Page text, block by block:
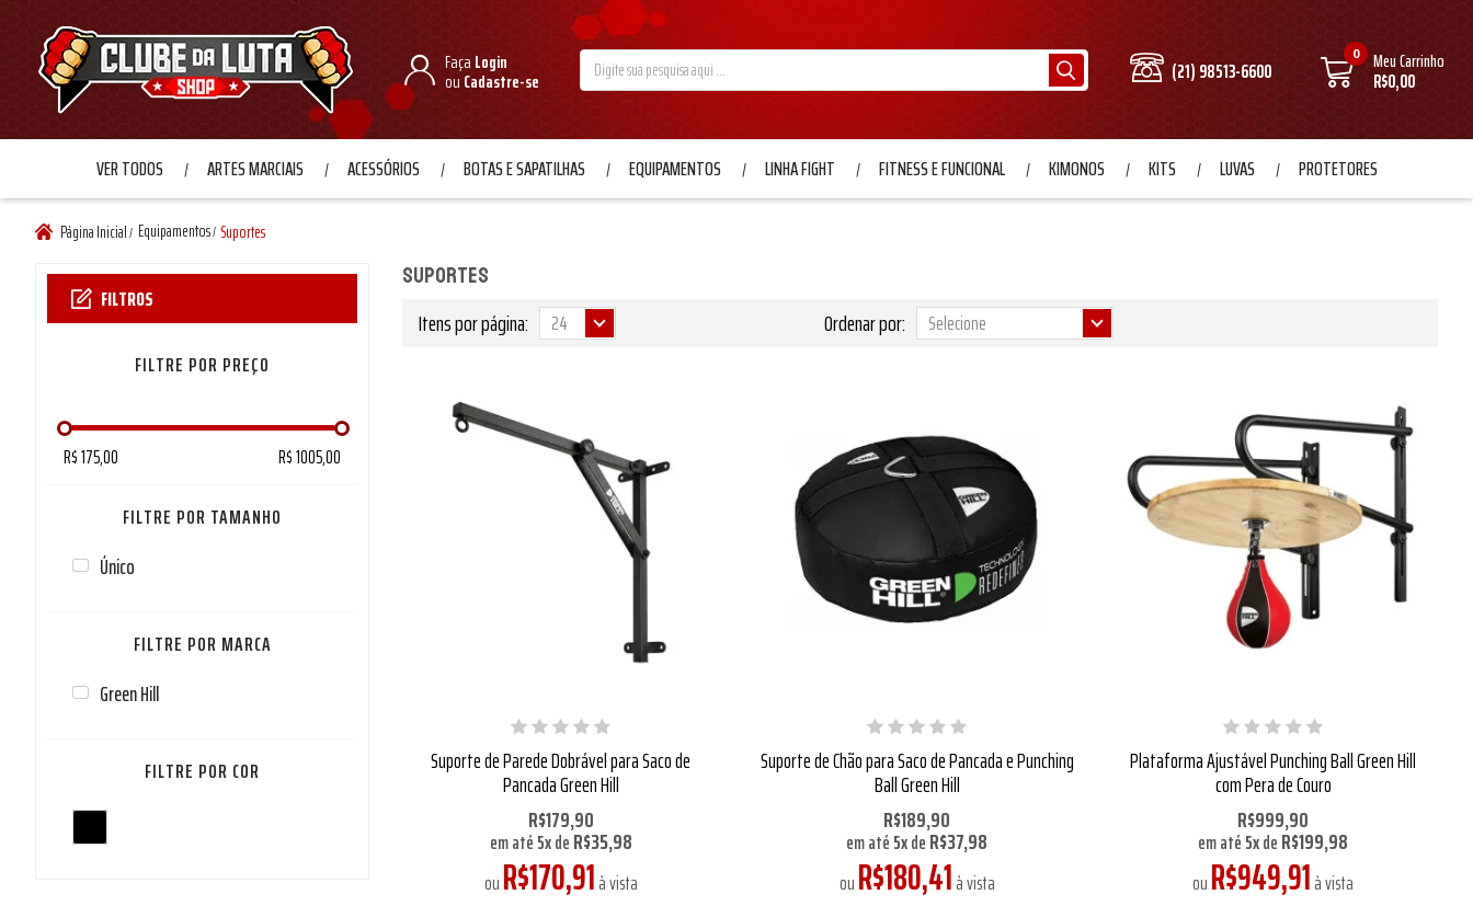
Faça Login
ou Cadastre-se (21) 98513-6600
0 Meu Carrinho
R$0,00
VER TODOS ARTES MARCIAIS ACESSÓRIOS BOTAS E SAPATILHAS EQUIPAMENTOS LINHA FIGHT FITNESS E FUNCIONAL KIMONOS KITS LUVAS PROTETORES
Página Inicial/ Equipamentos/ Suportes
FILTROS
PREÇO
R$ 175,00 R$ 1005,00
TAMANHO
Único
MARCA
Green Hill
COR
Suportes
Itens por página: Ordenar por:
Suporte de Parede Dobrável para Saco de
Pancada Green Hill
R$179,90
em até5xdeR$35,98
ouR$170,91à vista
Suporte de Chão para Saco de Pancada e Punching
Ball Green Hill
R$189,90
em até5xdeR$37,98
ouR$180,41à vista
Plataforma Ajustável Punching Ball Green Hill
com Pera de Couro
R$999,90
em até5xdeR$199,98
ouR$949,91à vista